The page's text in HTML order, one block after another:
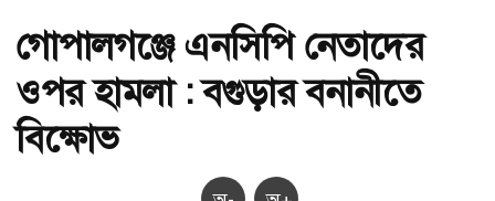
গোপালগঞ্জে এনসিপি নেতাদের
ওপর হামলা : বগুড়ার বনানীতে
বিক্ষোভ